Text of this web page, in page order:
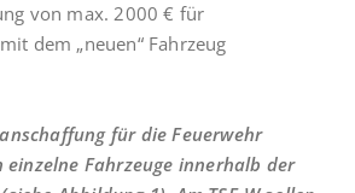
von max. 2000 € für
dem „neuen“ Fahrzeug
für die Feuerwehr
Fahrzeuge innerhalb der